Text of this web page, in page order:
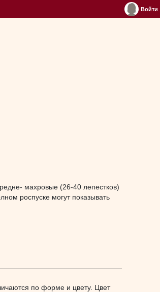
Войти
махровые (26-40 лепестков)
роспуске могут показывать
по форме и цвету. Цвет